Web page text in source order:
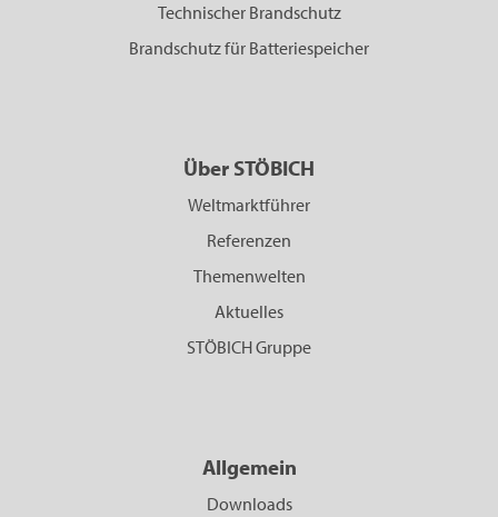
Technischer Brandschutz
Brandschutz für Batteriespeicher
Über STÖBICH
Weltmarktführer
Referenzen
Themenwelten
Aktuelles
STÖBICH Gruppe
Allgemein
Downloads